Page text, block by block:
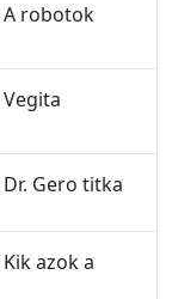
A robotok
Vegita
Dr. Gero titka
azok a